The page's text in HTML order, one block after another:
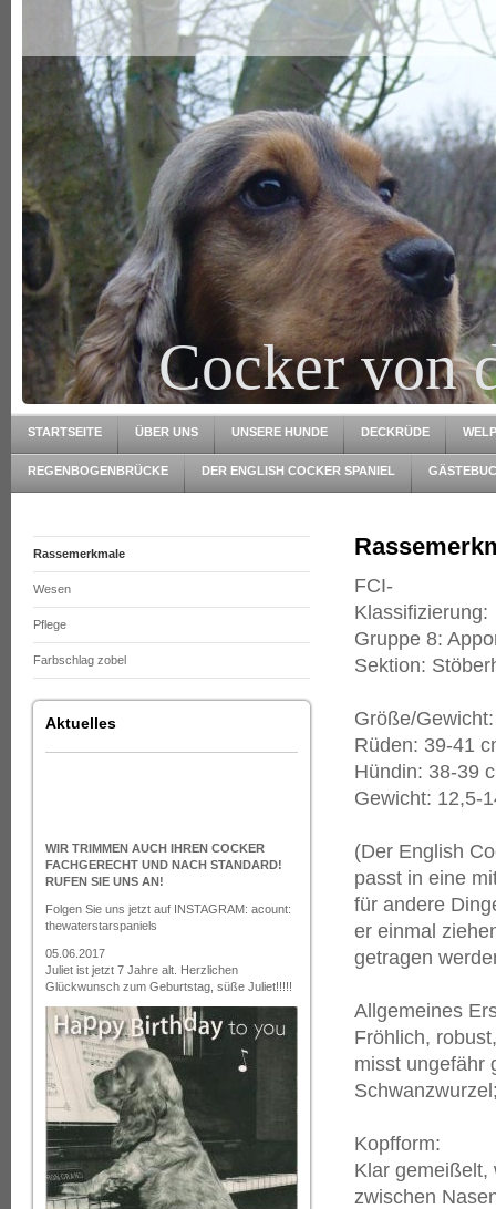
Cocker von
STARTSEITE ÜBER UNS UNSERE HUNDE DECKRÜDE
REGENBOGENBRÜCKE DER ENGLISH COCKER SPANIEL
Rassemerkmale
Wesen
Pflege
Farbschlag zobel
Aktuelles
WIR TRIMMEN AUCH IHREN COCKER
FACHGERECHT UND NACH STANDARD!
RUFEN SIE UNS AN!
Folgen Sie uns jetzt auf INSTAGRAM: acount:
thewaterstarspaniels
05.06.2017
Juliet ist jetzt 7 Jahre alt. Herzlichen
Glückwunsch zum Geburtstag, süße Juliet!!!!!
FCI-
Gruppe 8:
Sektion:
Größe/Gewicht:
Rüden: 39-41
Hündin: 38-39
Gewicht: 12,5-
(Der English
passt in eine
für andere
er einmal
getragen
Allgemeines
Fröhlich,
misst ungefähr
Kopfform:
Klar gemeißelt,
zwischen